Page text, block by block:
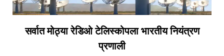
सर्वात मोठ्या रेडिओ टेलिस्कोपला भारतीय नियंत्रण
प्रणाली